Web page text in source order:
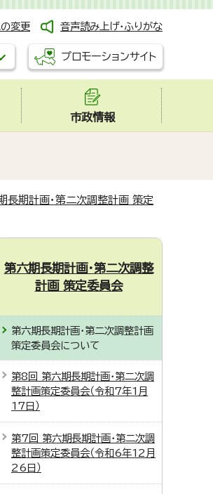
の変更 音声読み上げ・ふりがな
プロモーションサイト
市政情報
長期計画・第二次調整計画 策定
第六期長期計画・第二次調整
計画 策定委員会
第六期長期計画・第二次調整計画
策定委員会について
第8回 第六期長期計画・第二次調
整計画策定委員会（令和7年1月
17日）
第7回 第六期長期計画・第二次調
整計画策定委員会（令和6年12月
26日）